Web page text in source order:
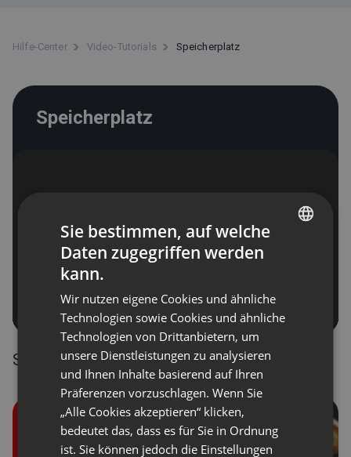
Hilfe-Center Video-Tutorials Speicherplatz
Speicherplatz
Speicherung Ihrer aufgenommenen Webinare
ENGLISH
GERMAN
POLISH
RUSSIAN
SPANISH
ITALIAN
Sie bestimmen, auf welche
Daten zugegriffen werden
kann.
Wir nutzen eigene Cookies und ähnliche
Technologien sowie Cookies und ähnliche
Technologien von Drittanbietern, um
unsere Dienstleistungen zu analysieren
und Ihnen Inhalte basierend auf Ihren
Präferenzen vorzuschlagen. Wenn Sie
„Alle Cookies akzeptieren“ klicken,
bedeutet das, dass es für Sie in Ordnung
ist. Sie können jedoch die Einstellungen